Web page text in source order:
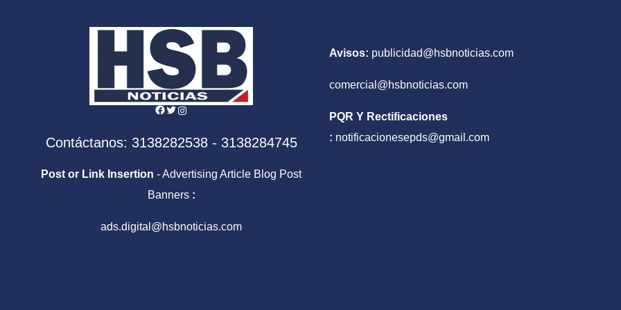
Facebook
Twitter
Instagram
Contáctanos: 3138282538 - 3138284745
Post or Link Insertion - Advertising Article Blog Post
Banners :
ads.digital@hsbnoticias.com
Avisos: publicidad@hsbnoticias.com
comercial@hsbnoticias.com
PQR Y Rectificaciones
: notificacionesepds@gmail.com